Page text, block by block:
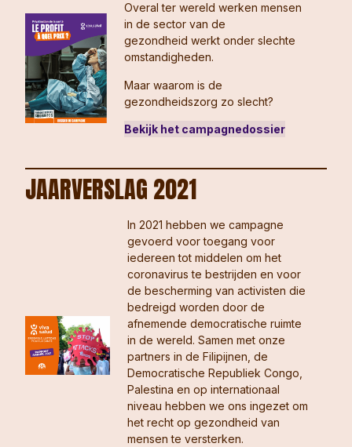
Overal ter wereld werken mensen
in de sector van de
gezondheid werkt onder slechte
omstandigheden.
Maar waarom is de
gezondheidszorg zo slecht?
Bekijk het campagnedossier
JAARVERSLAG 2021
In 2021 hebben we campagne
gevoerd voor toegang voor
iedereen tot middelen om het
coronavirus te bestrijden en voor
de bescherming van activisten die
bedreigd worden door de
afnemende democratische ruimte
in de wereld. Samen met onze
partners in de Filipijnen, de
Democratische Republiek Congo,
Palestina en op internationaal
niveau hebben we ons ingezet om
het recht op gezondheid van
mensen te versterken.